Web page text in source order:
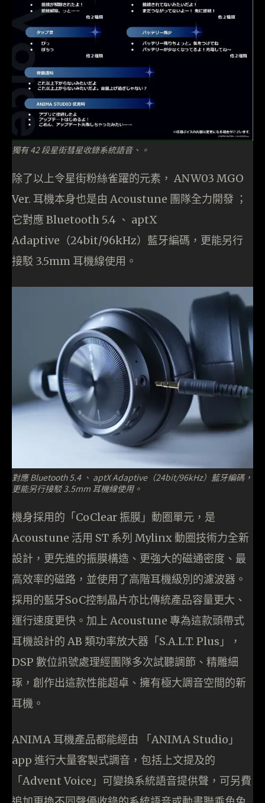
獨有 42 段星街彗星收錄系統語音、。
除了以上令星街粉絲雀躍的元素， ANW03 MGO
Ver. 耳機本身也是由 Acoustune 團隊全力開發 ；
它對應 Bluetooth 5.4 、 aptX
Adaptive（24bit/96kHz）藍牙編碼，更能另行
接駁 3.5mm 耳機線使用。
對應 Bluetooth 5.4 、 aptX Adaptive（24bit/96kHz）藍牙編碼，
更能另行接駁 3.5mm 耳機線使用。
機身採用的「CoClear 振膜」動圈單元，是
Acoustune 活用 ST 系列 Mylinx 動圈技術力全新
設計，更先進的振膜構造、更強大的磁通密度、最
高效率的磁路，並使用了高階耳機級別的濾波器。
採用的藍牙SoC控制晶片亦比傳統產品容量更大、
運行速度更快。加上 Acoustune 專為這款頭帶式
耳機設計的 AB 類功率放大器「S.A.L.T. Plus」，
DSP 數位訊號處理經團隊多次試聽調節、精雕細
琢，創作出這款性能超卓、擁有極大調音空間的新
耳機。
ANIMA 耳機產品都能經由 「ANIMA Studio」
app 進行大量客製式調音，包括上文提及的
「Advent Voice」可變換系統語音提供聲，可另費